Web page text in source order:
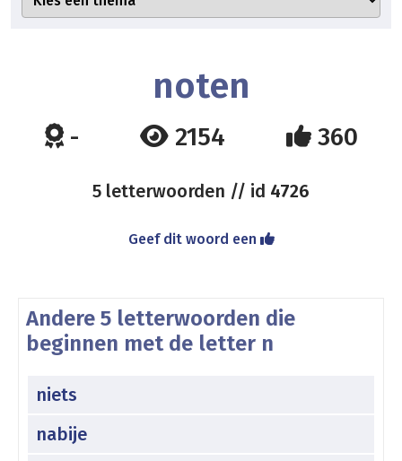
noten
- 2154 360
5 letterwoorden // id 4726
Geef dit woord een
Andere 5 letterwoorden die
beginnen met de letter n
niets
nabije